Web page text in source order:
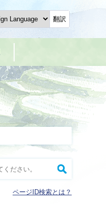
翻訳
ページID検索とは？